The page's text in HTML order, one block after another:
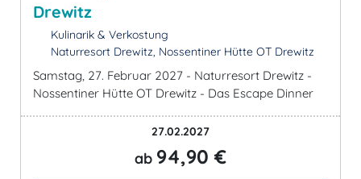
Drewitz
Kulinarik & Verkostung
Naturresort Drewitz, Nossentiner Hütte OT Drewitz
Samstag, 27. Februar 2027 - Naturresort Drewitz -
Nossentiner Hütte OT Drewitz - Das Escape Dinner
27.02.2027
ab 94,90 €